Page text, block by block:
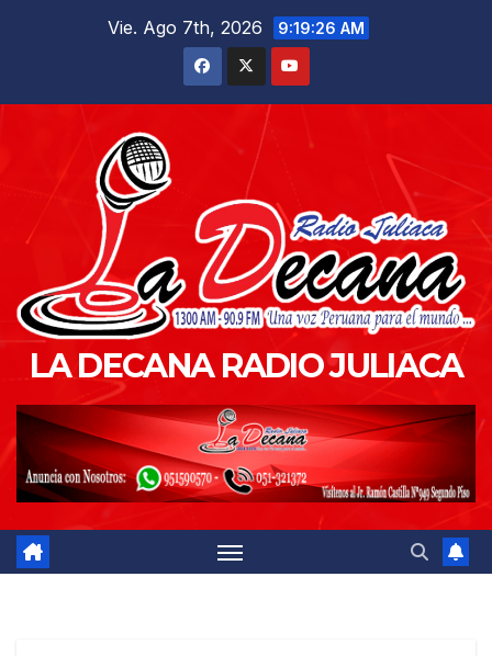
Vie. Ago 7th, 2026 9:19:27 AM
LA DECANA RADIO JULIACA